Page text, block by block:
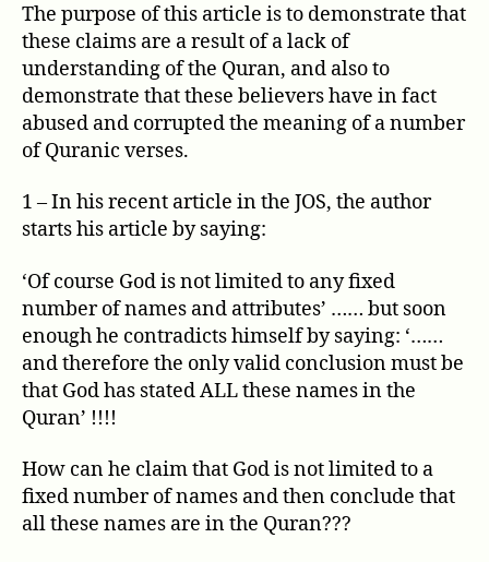
The purpose of this article is to demonstrate that
these claims are a result of a lack of
understanding of the Quran, and also to
demonstrate that these believers have in fact
abused and corrupted the meaning of a number
of Quranic verses.
1 – In his recent article in the JOS, the author
starts his article by saying:
‘Of course God is not limited to any fixed
number of names and attributes’ …… but soon
enough he contradicts himself by saying: ‘……
and therefore the only valid conclusion must be
that God has stated ALL these names in the
Quran’ !!!!
How can he claim that God is not limited to a
fixed number of names and then conclude that
all these names are in the Quran???